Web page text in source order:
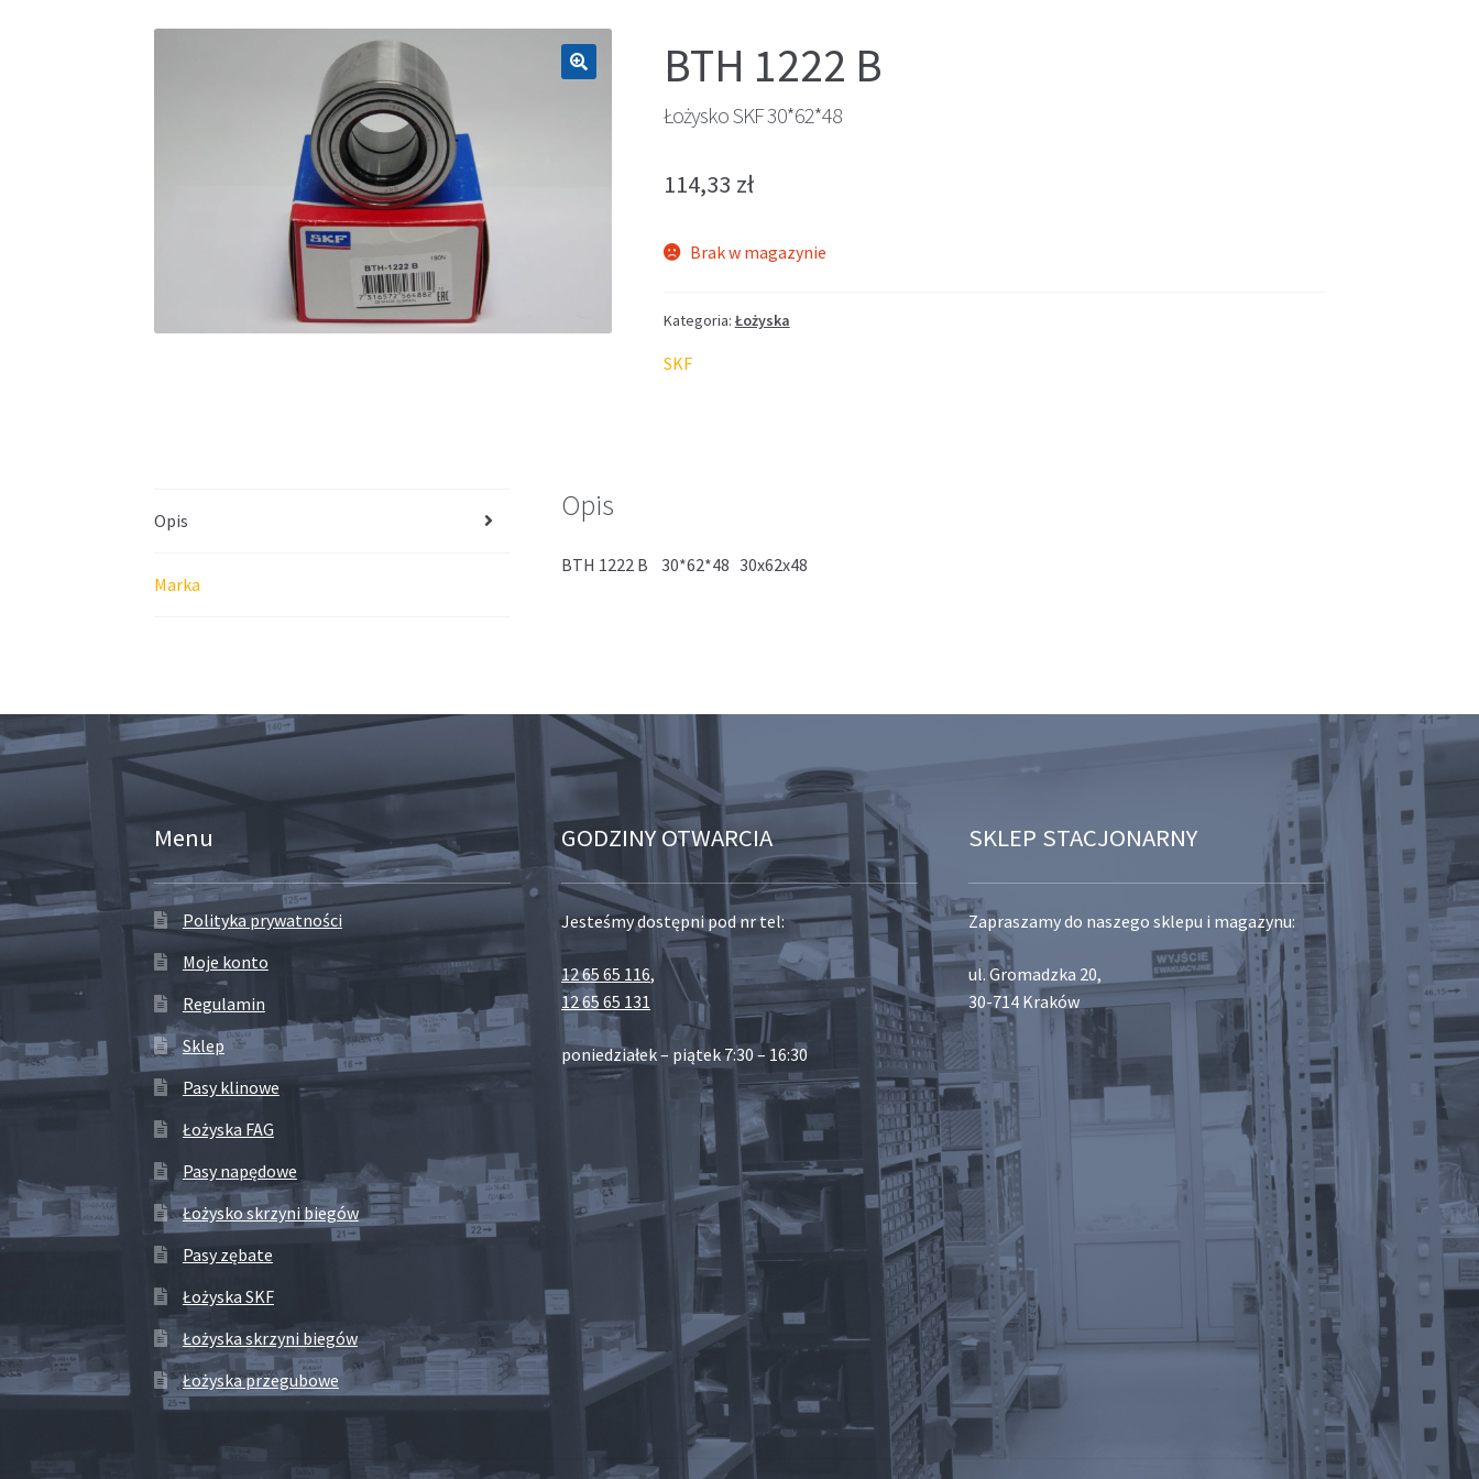
BTH 1222 B
Łożysko SKF 30*62*48
114,33 zł
Brak w magazynie
Kategoria: Łożyska
SKF
Opis
Marka
Opis
BTH 1222 B 30*62*48 30x62x48
Menu
Polityka prywatności
Moje konto
Regulamin
Sklep
Pasy klinowe
Łożyska FAG
Pasy napędowe
Łożysko skrzyni biegów
Pasy zębate
Łożyska SKF
Łożyska skrzyni biegów
Łożyska przegubowe
GODZINY OTWARCIA
Jesteśmy dostępni pod nr tel:
12 65 65 116,
12 65 65 131
poniedziałek – piątek 7:30 – 16:30
SKLEP STACJONARNY
Zapraszamy do naszego sklepu i magazynu:
ul. Gromadzka 20,
30-714 Kraków